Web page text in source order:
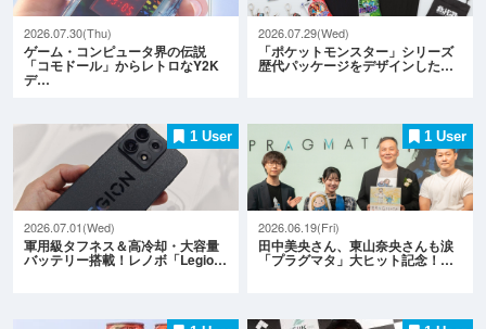
2026.07.30(Thu)
ゲーム・コンピュータ界の伝説
「コモドール」からレトロなY2K
デ…
2026.07.29(Wed)
「ポケットモンスター」シリーズ
歴代パッケージをデザインした…
1 User
2026.07.01(Wed)
軍用級タフネス＆高冷却・大容量
バッテリー搭載！レノボ「Legio…
1 User
2026.06.19(Fri)
田中美央さん、東山奈央さんも涙
「プラグマタ」大ヒット記念！…